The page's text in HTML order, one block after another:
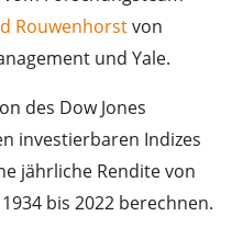
Rouwenhorstvon
und Yale.
des Dow Jones
investierbaren Indizes
jährliche Rendite von
bis 2022 berechnen.